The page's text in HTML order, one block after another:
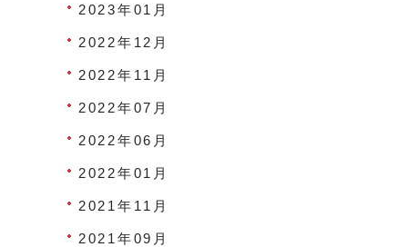
2023年01月
2022年12月
2022年11月
2022年07月
2022年06月
2022年01月
2021年11月
2021年09月